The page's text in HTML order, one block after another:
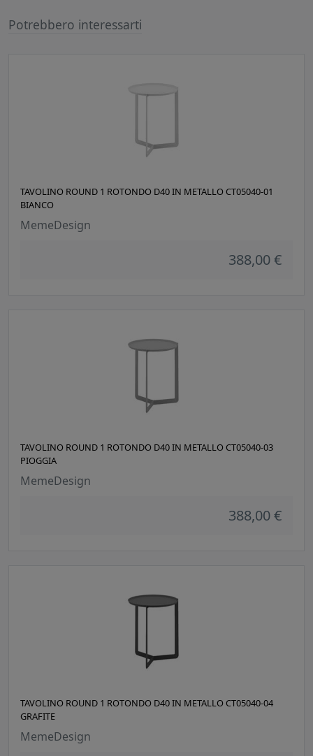
Potrebbero interessarti
TAVOLINO ROUND 1 ROTONDO D40 IN METALLO CT05040-01
BIANCO
MemeDesign
388,00 €
TAVOLINO ROUND 1 ROTONDO D40 IN METALLO CT05040-03
PIOGGIA
MemeDesign
388,00 €
TAVOLINO ROUND 1 ROTONDO D40 IN METALLO CT05040-04
GRAFITE
MemeDesign